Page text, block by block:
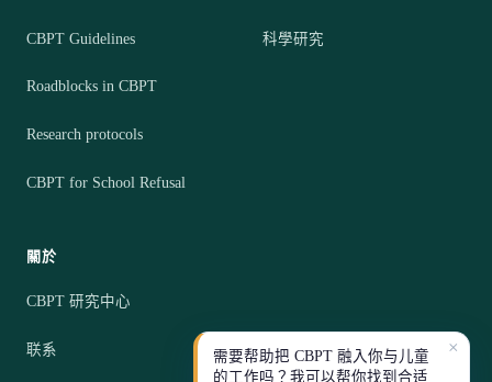
CBPT Guidelines
Roadblocks in CBPT
Research protocols
CBPT for School Refusal
科學研究
關於
CBPT 研究中心
联系
需要帮助把 CBPT 融入你与儿童
的工作吗？我可以帮你找到合适
×